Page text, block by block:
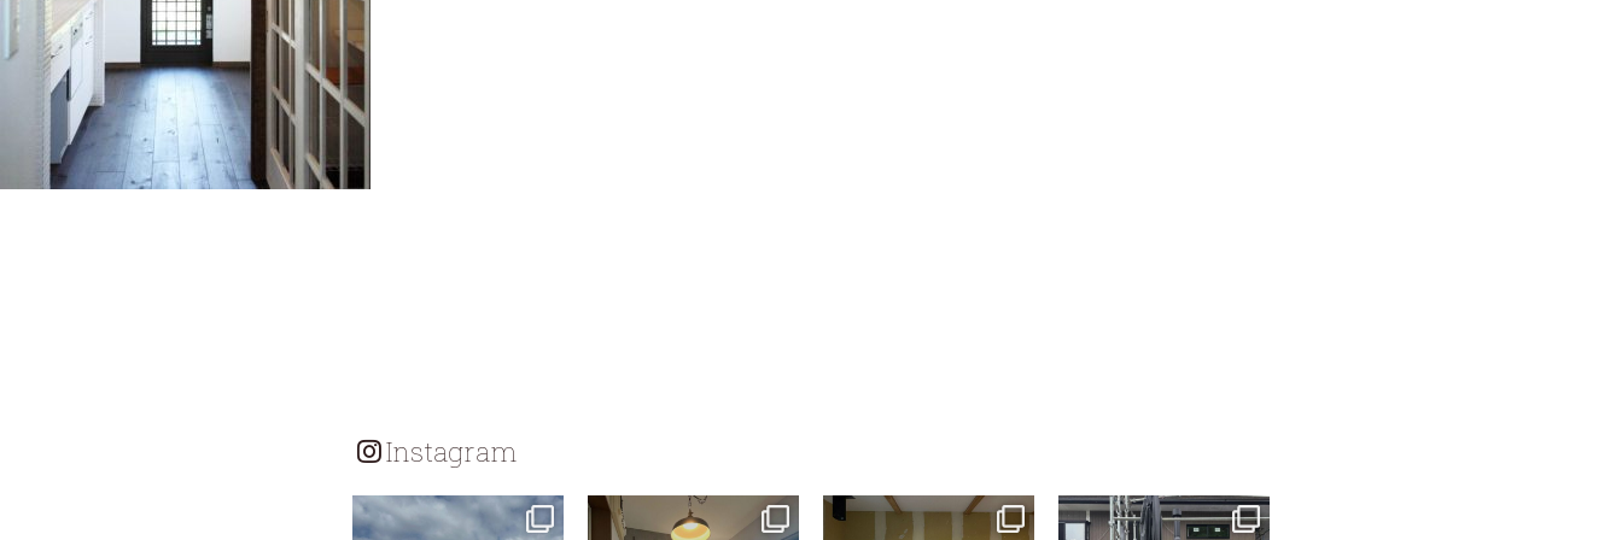
Instagram
tomohouseinc
tomohouseinc
7月 13
tomohouseinc
tomohouseinc
6月 3